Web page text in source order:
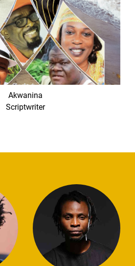
Akwanina
Scriptwriter